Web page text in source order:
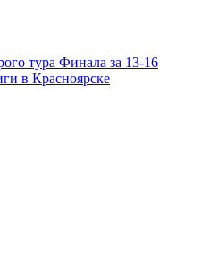
тура Финала за 13-16
в Красноярске